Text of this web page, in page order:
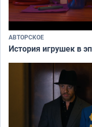
АВТОРСКОЕ
История игрушек в